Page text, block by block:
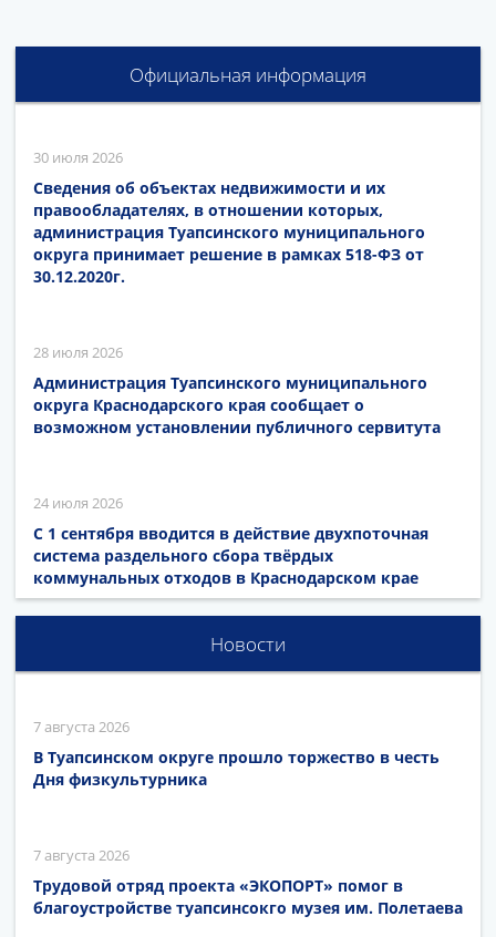
Официальная информация
30 июля 2026
Сведения об объектах недвижимости и их
правообладателях, в отношении которых,
администрация Туапсинского муниципального
округа принимает решение в рамках 518-ФЗ от
30.12.2020г.
28 июля 2026
Администрация Туапсинского муниципального
округа Краснодарского края сообщает о
возможном установлении публичного сервитута
24 июля 2026
С 1 сентября вводится в действие двухпоточная
система раздельного сбора твёрдых
коммунальных отходов в Краснодарском крае
Новости
7 августа 2026
В Туапсинском округе прошло торжество в честь
Дня физкультурника
7 августа 2026
Трудовой отряд проекта «ЭКОПОРТ» помог в
благоустройстве туапсинсокго музея им. Полетаева